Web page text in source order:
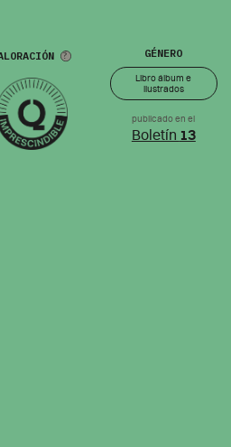
GÉNERO
Libro álbum e
ilustrados
publicado en el
Boletín 13